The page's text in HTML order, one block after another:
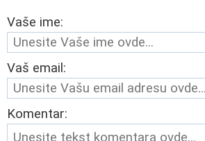
Vaše ime:
Vaš email:
Komentar: